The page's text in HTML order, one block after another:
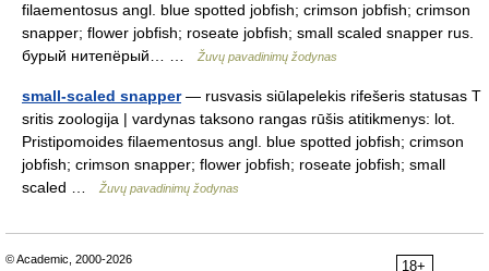
filaementosus angl. blue spotted jobfish; crimson jobfish; crimson
snapper; flower jobfish; roseate jobfish; small scaled snapper rus.
бурый нитепёрый… …
Žuvų pavadinimų žodynas
small-scaled snapper— rusvasis siūlapelekis rifešeris statusas T
sritis zoologija | vardynas taksono rangas rūšis atitikmenys: lot.
Pristipomoides filaementosus angl. blue spotted jobfish; crimson
jobfish; crimson snapper; flower jobfish; roseate jobfish; small
scaled …
Žuvų pavadinimų žodynas
18+
© Academic, 2000-2026